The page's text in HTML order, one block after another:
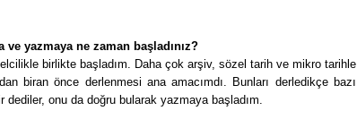
ve yazmaya ne zaman başladınız?
birlikte başladım. Daha çok arşiv, sözel tarih ve mikro tarihle
biran önce derlenmesi ana amacımdı. Bunları derledikçe bazı
dediler, onu da doğru bularak yazmaya başladım.